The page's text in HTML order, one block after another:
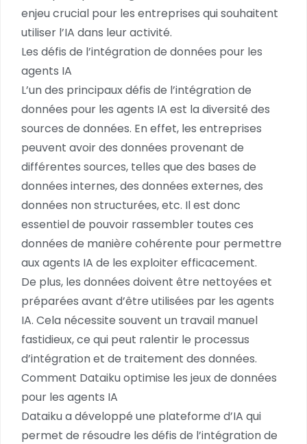
enjeu crucial pour les entreprises qui souhaitent
utiliser l’IA dans leur activité.
Les défis de l’intégration de données pour les
agents IA
L’un des principaux défis de l’intégration de
données pour les agents IA est la diversité des
sources de données. En effet, les entreprises
peuvent avoir des données provenant de
différentes sources, telles que des bases de
données internes, des données externes, des
données non structurées, etc. Il est donc
essentiel de pouvoir rassembler toutes ces
données de manière cohérente pour permettre
aux agents IA de les exploiter efficacement.
De plus, les données doivent être nettoyées et
préparées avant d’être utilisées par les agents
IA. Cela nécessite souvent un travail manuel
fastidieux, ce qui peut ralentir le processus
d’intégration et de traitement des données.
Comment Dataiku optimise les jeux de données
pour les agents IA
Dataiku a développé une plateforme d’IA qui
permet de résoudre les défis de l’intégration de